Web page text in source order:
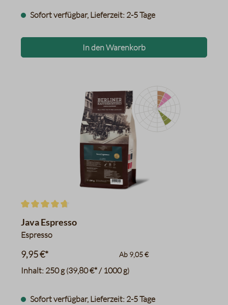
Sofort verfügbar, Lieferzeit: 2-5 Tage
In den Warenkorb
Datentabelle für das
Haselnüsse
Karamell
Kardamom
Durchschnittliche Bewertung von 4.6 von 5 Sternen
Java Espresso
Espresso
Inhalt: 250 g(39,80 €* / 1000 g)
9,95 €* Ab 9,05 €
Sofort verfügbar, Lieferzeit: 2-5 Tage